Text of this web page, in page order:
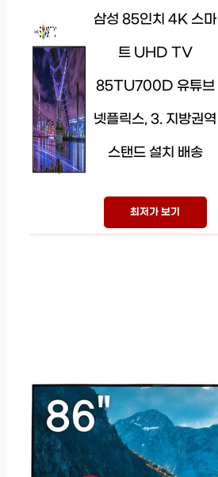
삼성 85인치 4K 스마
트 UHD TV
85TU700D 유튜브
넷플릭스, 3. 지방권역
스탠드 설치 배송
최저가 보기